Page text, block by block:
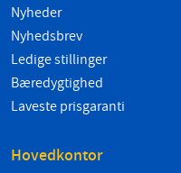
Nyheder
Nyhedsbrev
Ledige stillinger
Bæredygtighed
Laveste prisgaranti
Hovedkontor